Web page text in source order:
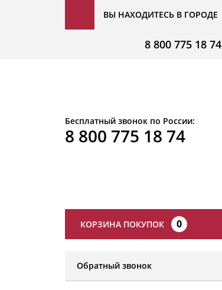
ВЫ НАХОДИТЕСЬ В ГОРОДЕ
8 800 775 18 74
Бесплатный звонок по России:
8 800 775 18 74
КОРЗИНА ПОКУПОК 0
Обратный звонок